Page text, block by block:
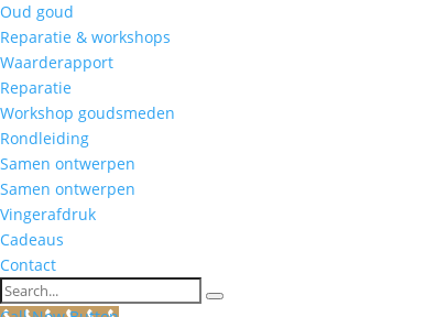
Oud goud
Reparatie & workshops
Waarderapport
Reparatie
Workshop goudsmeden
Rondleiding
Samen ontwerpen
Samen ontwerpen
Vingerafdruk
Cadeaus
Contact
Search